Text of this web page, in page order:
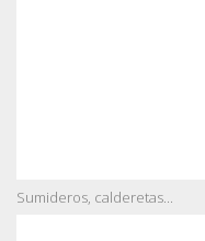
Sumideros, calderetas...